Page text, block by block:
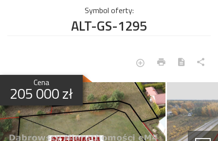
Symbol oferty:
ALT-GS-1295
Cena
205 000 zł